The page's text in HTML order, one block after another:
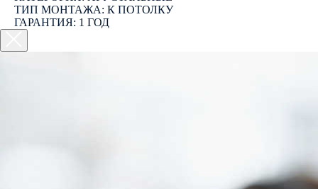
ТИП МОНТАЖА: К ПОТОЛКУ
ГАРАНТИЯ: 1 ГОД